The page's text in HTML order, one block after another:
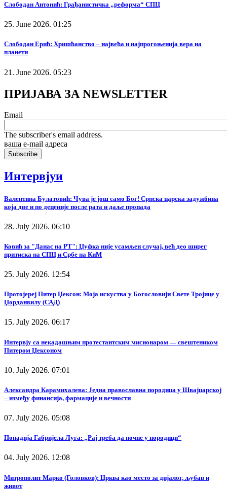
Слободан Антонић: Грађанистичка „реформа“ СПЦ
25. June 2026. 01:25
Слободан Ерић: Хришћанство – највећа и најпрогоњенија вера на
планети
21. June 2026. 05:23
ПРИЈАВА ЗА NEWSLETTER
Email
The subscriber's email address.
ваша е-mail адреса
Интервјуи
Валентина Булатовић: Чува је још само Бог! Српска царска задужбина
која две и по деценије после рата и даље пропада
28. July 2026. 06:10
Ковић за "Данас на РТ": Џуфка није усамљен случај, већ део ширег
притиска на СПЦ и Србе на КиМ
25. July 2026. 12:54
Протојереј Питер Џексон: Моја искуства у Богословији Свете Тројице у
Џорданвилу (САД)
15. July 2026. 06:17
Интервју са некадашњим протестантским мисионаром — свештеником
Питером Џексоном
10. July 2026. 07:01
Александра Карамихалева: Једна православна породица у Швајцарској
– између финансија, фармације и вечности
07. July 2026. 05:08
Попадија Габријела Луга: „Рај треба да почне у породици“
04. July 2026. 12:08
Митрополит Марко (Головков): Црква као место за дијалог, љубав и
живот